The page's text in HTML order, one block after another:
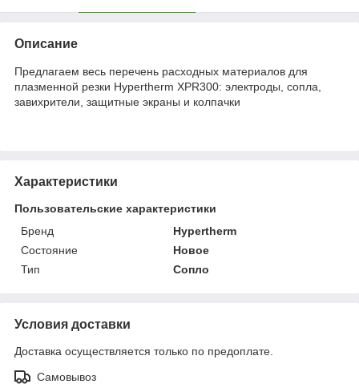
Описание
Предлагаем весь перечень расходных материалов для
плазменной резки Hypertherm XPR300: электроды, сопла,
завихрители, защитные экраны и колпачки
Характеристики
Пользовательские характеристики
Бренд
Hypertherm
Состояние
Новое
Тип
Сопло
Условия доставки
Доставка осуществляется только по предоплате.
Самовывоз